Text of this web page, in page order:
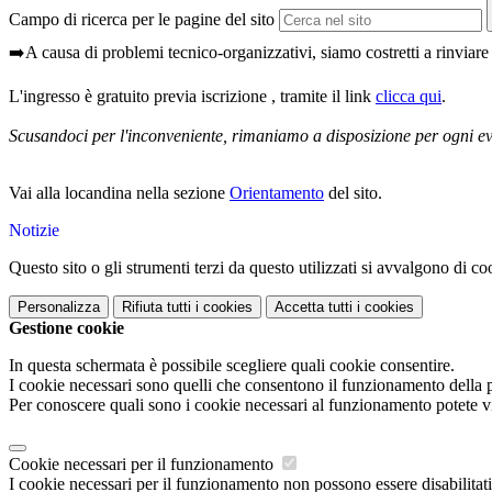
Campo di ricerca per le pagine del sito
➡️A causa di problemi tecnico-organizzativi, siamo costretti a rinviare
L'ingresso è gratuito previa iscrizione , tramite il link clicca qui.
Scusandoci per l'inconveniente, rimaniamo a disposizione per ogni
Vai alla locandina nella sezione Orientamento del sito.
Notizie
Questo sito o gli strumenti terzi da questo utilizzati si avvalgono di
Personalizza Rifiuta tutti i cookies Accetta tutti i cookies
Gestione cookie
In questa schermata è possibile scegliere quali cookie consentire.
I cookie necessari sono quelli che consentono il funzionamento
Per conoscere quali sono i cookie necessari al funzionamento potete
Cookie necessari per il funzionamento
I cookie necessari per il funzionamento non possono essere